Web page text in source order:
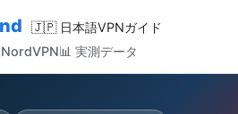
🇯🇵 日本語VPNガイド
NordVPN📊 実測データ